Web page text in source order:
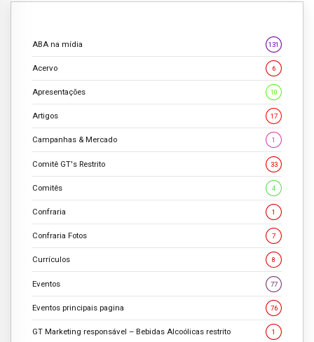
ABA na mídia 131
Acervo 6
Apresentações 10
Artigos 17
Campanhas & Mercado 1
Comitê GT's Restrito 33
Comitês 4
Confraria 1
Confraria Fotos 7
Currículos 8
Eventos 77
Eventos principais pagina 76
GT Marketing responsável – Bebidas Alcoólicas restrito 1